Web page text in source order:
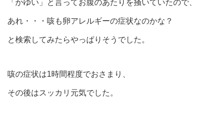
「かゆい」と言ってお腹のあたりを掻いていたので、
あれ・・・咳も卵アレルギーの症状なのかな？
と検索してみたらやっぱりそうでした。
咳の症状は1時間程度でおさまり、
その後はスッカリ元気でした。